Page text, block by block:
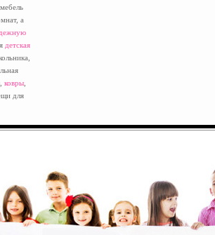
а
детская
ковры
для